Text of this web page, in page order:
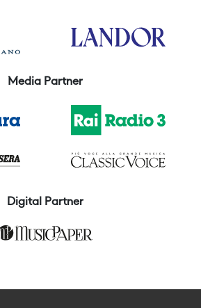
Media Partner
Digital Partner